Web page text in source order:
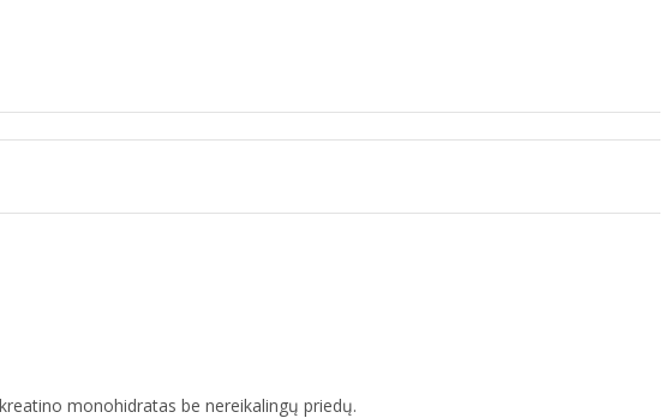
monohidratas be nereikalingų priedų.